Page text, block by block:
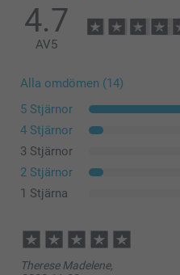
4.7
AV5
Alla omdömen (14)
5 Stjärnor
4 Stjärnor
3 Stjärnor
2 Stjärnor
1 Stjärna
Therese Madelene,